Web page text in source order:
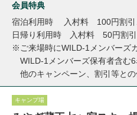
会員特典
宿泊利用時 入村料 100円割引
日帰り利用時 入村料 50円割引
※ご来場時にWILD-1メンバーズ
WILD-1メンバーズ保有者含む6
他のキャンペーン、割引等との
キャンプ場